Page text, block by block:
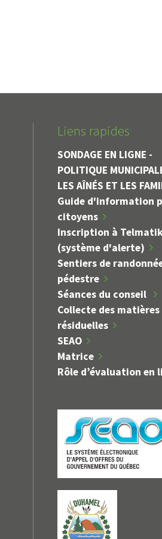
Liens rapides
SONDAGE EN LIGNE -
POLITIQUE
LES AÎNÉS ET LES
Guide d'information
citoyens
Inscription à
(système d'alerte)
Sentiers de
pédestre
Séances du conseil
Collecte des matières
résiduelles
SEAO
Matrice
Rôle d’évaluation en